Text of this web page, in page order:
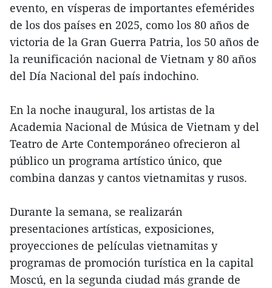
evento, en vísperas de importantes efemérides
de los dos países en 2025, como los 80 años de
victoria de la Gran Guerra Patria, los 50 años de
la reunificación nacional de Vietnam y 80 años
del Día Nacional del país indochino.
En la noche inaugural, los artistas de la
Academia Nacional de Música de Vietnam y del
Teatro de Arte Contemporáneo ofrecieron al
público un programa artístico único, que
combina danzas y cantos vietnamitas y rusos.
Durante la semana, se realizarán
presentaciones artísticas, exposiciones,
proyecciones de películas vietnamitas y
programas de promoción turística en la capital
Moscú, en la segunda ciudad más grande de